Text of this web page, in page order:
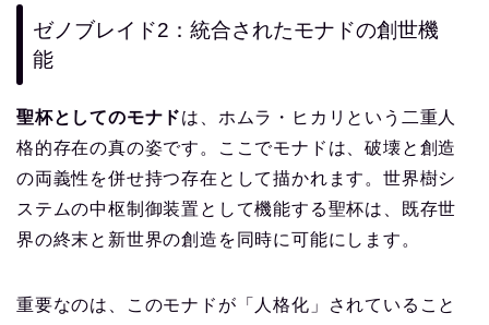
ゼノブレイド2：統合されたモナドの創世機
能
聖杯としてのモナドは、ホムラ・ヒカリという二重人
格的存在の真の姿です。ここでモナドは、破壊と創造
の両義性を併せ持つ存在として描かれます。世界樹シ
ステムの中枢制御装置として機能する聖杯は、既存世
界の終末と新世界の創造を同時に可能にします。
重要なのは、このモナドが「人格化」されていること